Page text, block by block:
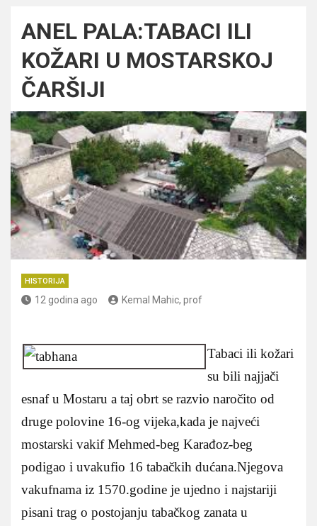
ANEL PALA:TABACI ILI
KOŽARI U MOSTARSKOJ
ČARŠIJI
HISTORIJA
12 godina ago Kemal Mahic, prof
Tabaci ili kožari
su bili najjači
esnaf u Mostaru a taj obrt se razvio naročito od
druge polovine 16-og vijeka,kada je najveći
mostarski vakif Mehmed-beg Karađoz-beg
podigao i uvakufio 16 tabačkih dućana.Njegova
vakufnama iz 1570.godine je ujedno i najstariji
pisani trag o postojanju tabačkog zanata u